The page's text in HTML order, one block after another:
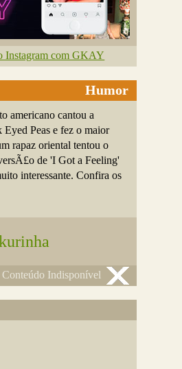
Instagram com GKAY
Humor
americano cantou a
Eyed Peas e fez o maior
rapaz oriental tentou o
de 'I Got a Feeling'
interessante. Confira os
Conteúdo Indisponível